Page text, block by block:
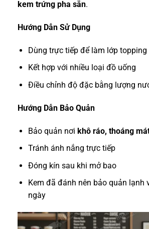
kem trứng pha sẵn.
Hướng Dẫn Sử Dụng
Dùng trực tiếp để làm lớp topping
Kết hợp với nhiều loại đồ uống
Điều chỉnh độ đặc bằng lượng
Hướng Dẫn Bảo Quản
Bảo quản nơi khô ráo, thoáng
Tránh ánh nắng trực tiếp
Đóng kín sau khi mở bao
Kem đã đánh nên bảo quản lạnh
ngày